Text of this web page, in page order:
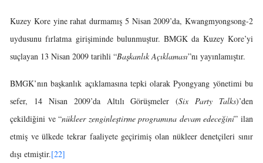
Kuzey Kore yine rahat durmamış 5 Nisan 2009’da, Kwangmyongsong-2
uydusunu fırlatma girişiminde bulunmuştur. BMGK da Kuzey Kore’yi
suçlayan 13 Nisan 2009 tarihli “Başkanlık Açıklaması”nı yayınlamıştır.
BMGK’nın başkanlık açıklamasına tepki olarak Pyongyang yönetimi bu
sefer, 14 Nisan 2009’da Altılı Görüşmeler (Six Party Talks)’den
çekildiğini ve “nükleer zenginleştirme programına devam edeceğini” ilan
etmiş ve ülkede tekrar faaliyete geçirimiş olan nükleer denetçileri sınır
dışı etmiştir.[22]